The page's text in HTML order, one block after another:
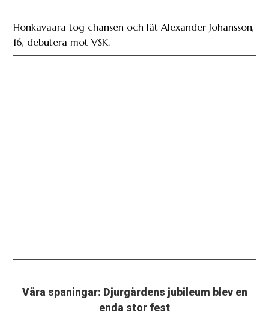
Honkavaara tog chansen och lät Alexander Johansson,
16, debutera mot VSK.
Våra spaningar: Djurgårdens jubileum blev en
enda stor fest